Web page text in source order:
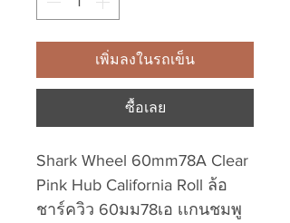
เพิ่มลงในรถเข็น
ซื้อเลย
Shark Wheel 60mm78A Clear
Pink Hub California Roll ล้อ
ชาร์ควิว 60มม78เอ เเกนชมพู